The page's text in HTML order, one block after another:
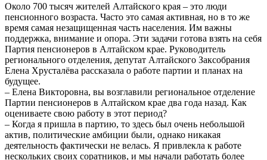
Около 700 тысяч жителей Алтайского края – это люди
пенсионного возраста. Часто это самая активная, но в то же
время самая незащищенная часть населения. Им важны
поддержка, внимание и опора. Эти задачи готова взять на себя
Партия пенсионеров в Алтайском крае. Руководитель
регионального отделения, депутат Алтайского Заксобрания
Елена Хрусталёва рассказала о работе партии и планах на
будущее.
– Елена Викторовна, вы возглавили региональное отделение
Партии пенсионеров в Алтайском крае два года назад. Как
оцениваете свою работу в этот период?
– Когда я пришла в партию, то здесь был очень небольшой
актив, политические амбиции были, однако никакая
деятельность фактически не велась. Я привлекла к работе
нескольких своих соратников, и мы начали работать более